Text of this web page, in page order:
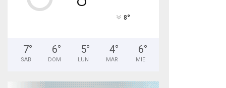
8°
7°
SAB
6°
DOM
5°
LUN
4°
MAR
6°
MIE